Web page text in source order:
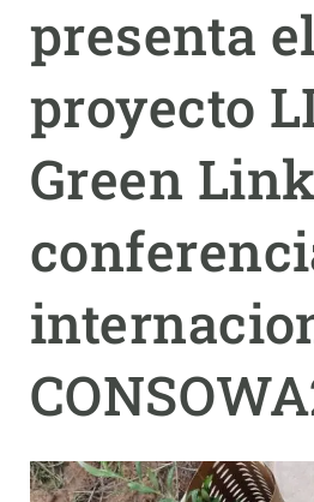
presenta
proyecto
Green
CIENCIA EN ACCIÓN
PARTICIPA
NOTICIAS Y AGENDA